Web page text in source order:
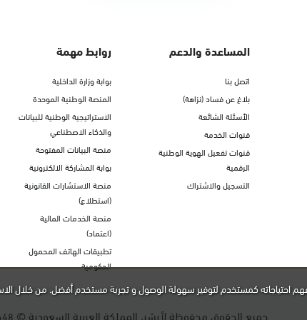
المساعدة والدعم
اتصل بنا
بلاغ عن فساد (نزاهة)
الأسئلة الشائعة
قنوات الخدمة
قنوات تفعيل الهوية الوطنية
الرقمية
التسجيل والاشتراك
روابط مهمة
بوابة وزارة الداخلية
المنصة الوطنية الموحدة
الاستراتيجية الوطنية للبيانات
والذكاء الاصطناعي
منصة البيانات المفتوحة
بوابة المشاركة الالكترونية
منصة الاستشارات القانونية
(استطلاع)
منصة الخدمات المالية
(اعتماد)
تطبيقات الهاتف المحمول
الحكومية
جميع الحقوق محفوظة لأبشر، المملكة العربية السعودية ©
احتياجاته كمستخدم لتوفير سهولة الوصول و تجربة مستخدم أفضل. من خلال